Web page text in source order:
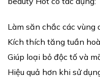
Làm săn chắc các vùng
Kích thích tăng tuần
Giúp loại bỏ độc tố và
Hiệu quả hơn khi sử